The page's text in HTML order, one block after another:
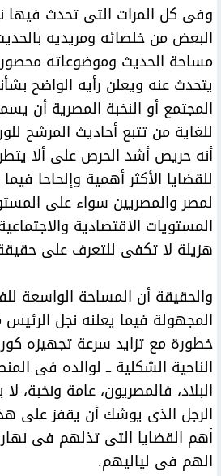
وفى كل المرات التى تحدث فيها
البعض من خلصائه ومريديه
مساحة الحديث وموضوعاته
يتحدث عنه ويعلن رأيه الواضح
المجتمع أو النخبة المصرية أن
للغاية من تتبع أحاديث المرشح
أنه حريص أشد الحرص على ألا
للقضايا الأكثر أهمية وإلحاحا
لمصر والمصريين سواء على
المستويات الاقتصادية
هزيلة لا تكفى للتعرف على
والحقيقة أن المساحة الواسعة
المجهولة فيما يعلنه نجل الرئيس
خطورة مع تزايد سرعة تجهيزه
الناحية الشكلية ــ لوالده فى
البلاد، فالمصريون، عامة ونخبة،
الرجل الذى يوشك أن يقفز على
أهم القضايا التى تذلهم فى
الهم فى لياليهم.